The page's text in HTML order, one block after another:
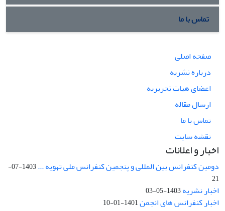
تماس با ما
صفحه اصلی
درباره نشریه
اعضای هیات تحریریه
ارسال مقاله
تماس با ما
نقشه سایت
اخبار و اعلانات
دومین کنفرانس بین المللی و پنجمین کنفرانس ملی تهویه ...
1403-07-
21
اخبار نشریه1403-05-03
اخبار کنفرانس های انجمن1401-01-10